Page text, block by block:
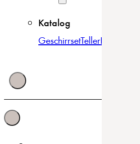
Katalog
GeschirrsetTellerBowls &